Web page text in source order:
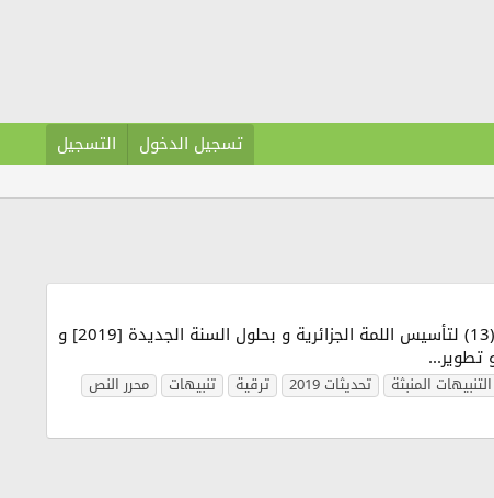
تسجيل الدخول التسجيل
السلام عليكم ورحمة الله وبركاته زوارنا وأعضائنا الكرام، تحية طيبة [ تحديثات 2019 ] التحديثات رقم (04) بمناسبة الذكرى(13) لتأسيس اللمة الجزائرية و بحلول السنة الجديدة [2019] و
تطوير...
التنبيهات المنبثة تحديثات 2019 ترقية تنبيهات
محرر النص